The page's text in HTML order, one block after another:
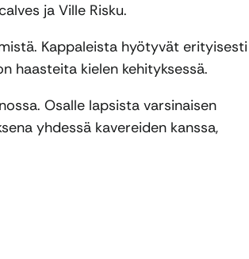
ja Ville Risku.
Kappaleista hyötyvät erityisesti
haasteita kielen kehityksessä.
Osalle lapsista varsinaisen
yhdessä kavereiden kanssa,